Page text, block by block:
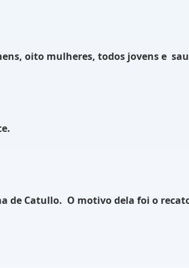
oito mulheres, todos jovens e
de Catullo. O motivo dela foi o